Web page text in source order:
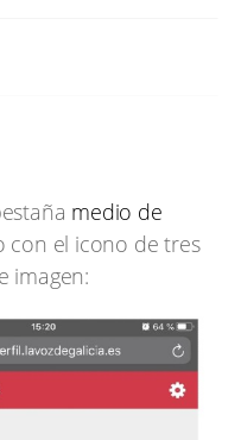
medio de
con el icono de tres
imagen: